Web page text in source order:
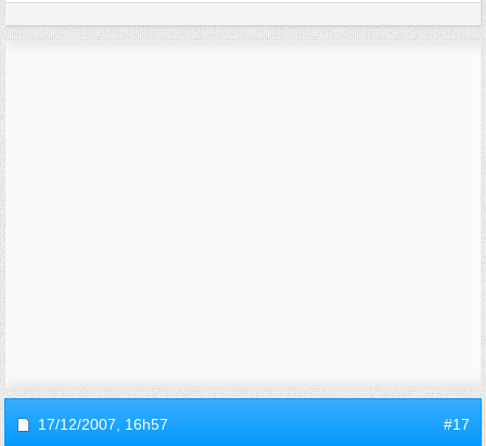
17/12/2007, 16h57 #17